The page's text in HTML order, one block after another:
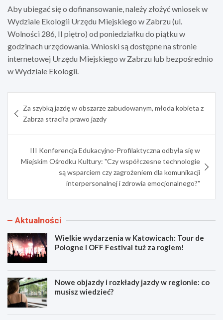
Aby ubiegać się o dofinansowanie, należy złożyć wniosek w
Wydziale Ekologii Urzędu Miejskiego w Zabrzu (ul.
Wolności 286, II piętro) od poniedziałku do piątku w
godzinach urzędowania. Wnioski są dostępne na stronie
internetowej Urzędu Miejskiego w Zabrzu lub bezpośrednio
w Wydziale Ekologii.
wpisu
Za szybką jazdę w obszarze zabudowanym, młoda kobieta z
Zabrza straciła prawo jazdy
III Konferencja Edukacyjno-Profilaktyczna odbyła się w
Miejskim Ośrodku Kultury: "Czy współczesne technologie
są wsparciem czy zagrożeniem dla komunikacji
interpersonalnej i zdrowia emocjonalnego?"
Aktualności
Wielkie wydarzenia w Katowicach: Tour de
Pologne i OFF Festival tuż za rogiem!
Nowe objazdy i rozkłady jazdy w regionie: co
musisz wiedzieć?